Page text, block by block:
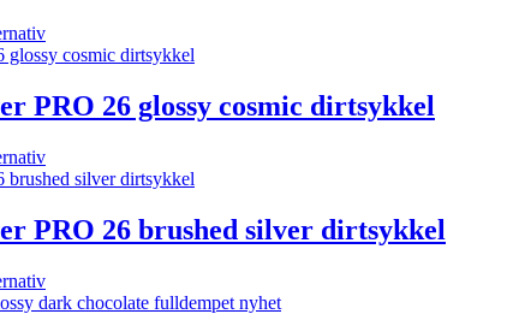
Dette
produktet
flere
varianter.
kan
velges
produktsiden
PRO 26 glossy cosmic dirtsykkel
Dette
produktet
flere
varianter.
kan
velges
PRO 26 brushed silver dirtsykkel
Dette
produktet